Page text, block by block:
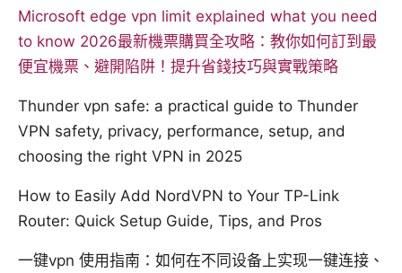
Microsoft edge vpn limit explained what you need
to know 2026最新機票購買全攻略：教你如何訂到最
便宜機票、避開陷阱！提升省錢技巧與實戰策略
Thunder vpn safe: a practical guide to Thunder
VPN safety, privacy, performance, setup, and
choosing the right VPN in 2025
How to Easily Add NordVPN to Your TP-Link
Router: Quick Setup Guide, Tips, and Pros
一键vpn 使用指南：如何在不同设备上实现一键连接、